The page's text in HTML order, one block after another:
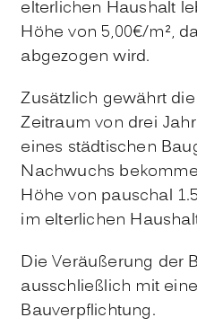
elterlichen Haushalt
Höhe von 5,00€/m²,
abgezogen wird.
Zusätzlich gewährt
Zeitraum von drei
eines städtischen
Nachwuchs
Höhe von pauschal
im elterlichen
Die Veräußerung der
ausschließlich mit
Bauverpflichtung.